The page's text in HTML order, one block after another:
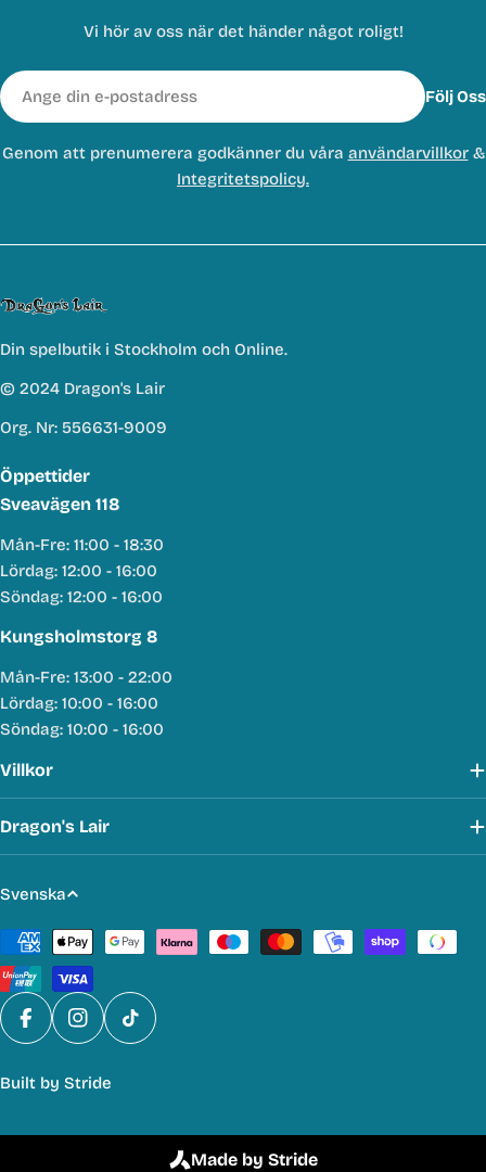
Vi hör av oss när det händer något roligt!
E-
post
Följ Oss
Genom att prenumerera godkänner du våra användarvillkor&
Integritetspolicy.
Din spelbutik i Stockholm och Online.
© 2024 Dragon's Lair
Org. Nr: 556631-9009
Öppettider
Sveavägen 118
Mån-Fre: 11:00 - 18:30
Lördag: 12:00 - 16:00
Söndag: 12:00 - 16:00
Kungsholmstorg 8
Mån-Fre: 13:00 - 22:00
Lördag: 10:00 - 16:00
Söndag: 10:00 - 16:00
Villkor
Dragon's Lair
S
p
r
å
k
Svenska
Betalmetoder
FacebookInstagram
TikTok
Built by Stride
Made by Stride